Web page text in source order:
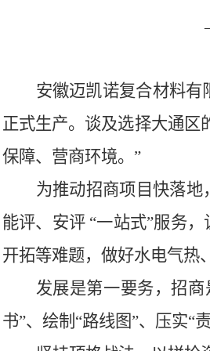
安徽迈凯诺复合材料
正式生产。谈及选择大通区
保障、营商环境。”
为推动招商项目快落地
能评、安评 “一站式”服务
开拓等难题，做好水电气热
发展是第一要务，招
书”、绘制“路线图”、压实“